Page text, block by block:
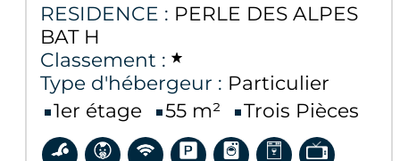
RESIDENCE : PERLE DES ALPES
BAT H
Classement :
Type d'hébergeur : Particulier
1er étage
55 m² Trois Pièces